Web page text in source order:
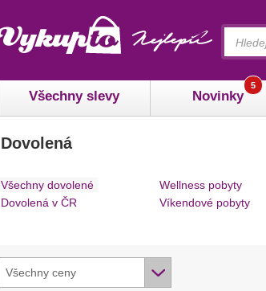
Všechny slevy Novinky
5
Dovolená
Všechny dovolené
Dovolená v ČR
Wellness pobyty
Víkendové pobyty
Všechny ceny